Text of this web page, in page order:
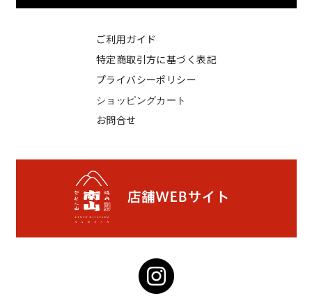
ご利用ガイド
特定商取引方に基づく表記
プライバシーポリシー
ショッピングカート
お問合せ